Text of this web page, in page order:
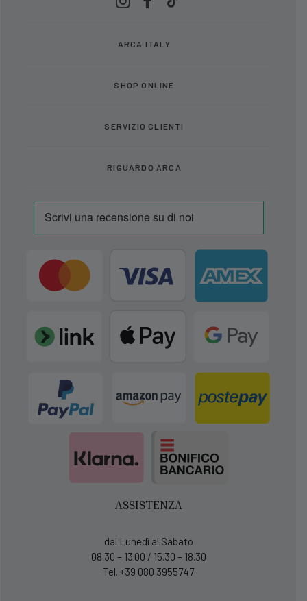
ARCA ITALY
SHOP ONLINE
SERVIZIO CLIENTI
RIGUARDO ARCA
ASSISTENZA
dal Lunedì al Sabato
08.30 – 13.00 / 15.30 – 18.30
Tel. +39 080 3955747